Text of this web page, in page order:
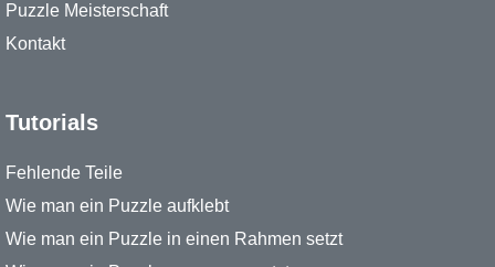
Puzzle Meisterschaft
Kontakt
Tutorials
Fehlende Teile
Wie man ein Puzzle aufklebt
Wie man ein Puzzle in einen Rahmen setzt